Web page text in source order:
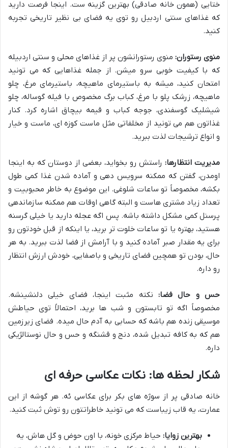
ختایی (همون خانه صادقی) بهترین گزینه ست. اینجا فرصت دارید
که غذاهای سنتی اردبیل رو توی یه فضای بی نظیر تاریخی تجربه
کنید.
منوی رستوران: منوی رستورانشون پر از غذاهای محلی و سنتی اردبیله
که با کیفیت خوبی سرو میشن. از جمله غذاهایی که می تونید
امتحان کنید، میشه به باستیرمای ماهیچه، باستیرمای مرغ، چلو
ماهیچه، زرشک پلو با مرغ، کباب برگ مخصوص با فیله گوساله، چلو
شیشلیک گوسفندی، جوجه کباب و قیمه بیچاق اشاره کرد. کنار
غذاتون هم می تونید از مخلفاتی مثل ماست کوزه ای، ماست و خیار
و انواع ترشیجات لذت ببرید.
مدیریت انتظارها: راستش رو بخواید، بعضی از دوستان که به اینجا
اومدن، گفتن که ممکنه سرویس دهی و آماده شدن غذا کمی طول
بکشه، مخصوصاً تو ساعات شلوغی. این موضوع به خاطر محبوبیت و
تعداد زیاد مشتری هاست و البته گاهی اوقات هم ممکنه سازماندهی
پرسنل کمی مشکل داشته باشه. پس اگه عجله دارید یا خیلی گرسنه
هستید، بهتره یا تو ساعات خلوت تر برید، یا اینکه از قبل خودتون رو
برای یه مقدار صبر آماده کنید و با آرامش از فضا لذت ببرید. به هر
حال، بودن تو همچین فضای تاریخی و باصفایی، خودش ارزش انتظار
رو داره.
حس و حال فضا: نکته مثبت اینجا، فضای خیلی دلنشینشه.
مخصوصاً اگه تو تابستون و شب ها برید، احتمالاً توی حیاطش
موسیقی زنده هم باشه که حسابی به آدم حال میده. فضای زیرزمین
هم که به کافه تبدیل شده، دنج و قشنگه و حس و حال نوستالژیکی
داره.
شکار لحظه ها: نکات عکاسی حرفه ای
خانه صادقی پر از سوژه های بکر برای عکاسی ئه. هر گوشه از این
عمارت، یه قاب زیباست که می تونید خاطراتتون رو توش ثبت کنید.
بهترین زوایا: حیاط مرکزی خونه، با اون حوض و گل هاش، یه